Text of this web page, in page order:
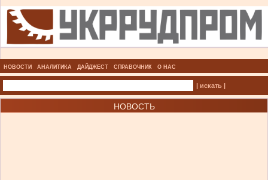
НОВОСТИ АНАЛИТИКА ДАЙДЖЕСТ СПРАВОЧНИК О НАС
| искать |
НОВОСТЬ